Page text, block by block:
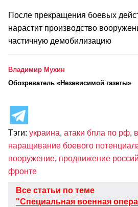
После прекращения боевых
нарастит производство
частичную демобилизацию
Владимир Мухин
Обозреватель «Независимой газеты»
Тэги: украина, атаки бпла по рф,
наращивание боевого
вооружение, продвижение
фронте
Все статьи по теме
"Специальная военная